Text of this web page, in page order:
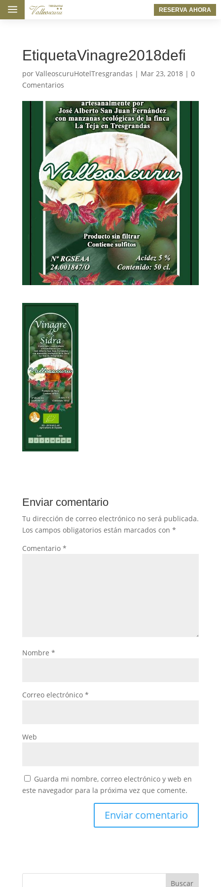
a RESERVA AHORA
EtiquetaVinagre2018defi
por ValleoscuruHotelTresgrandas | Mar 23, 2018| 0
Comentarios
Enviar comentario
Tu dirección de correo electrónico no será publicada.
Los campos obligatorios están marcados con *
Comentario *
Nombre *
Correo electrónico *
Web
Guarda mi nombre, correo electrónico y web en
este navegador para la próxima vez que comente.